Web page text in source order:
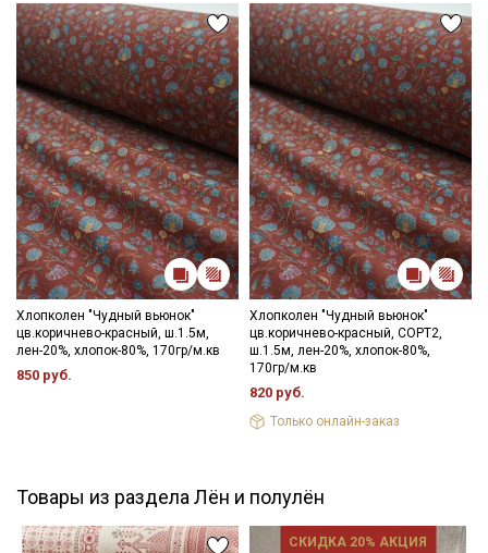
Хлопколен "Чудный вьюнок"
цв.коричнево-красный, ш.1.5м,
лен-20%, хлопок-80%, 170гр/м.кв
850 руб.
Хлопколен "Чудный вьюнок"
цв.коричнево-красный, СОРТ2,
ш.1.5м, лен-20%, хлопок-80%,
170гр/м.кв
820 руб.
Только онлайн-заказ
Товары из раздела Лён и полулён
СКИДКА 20% АКЦИЯ